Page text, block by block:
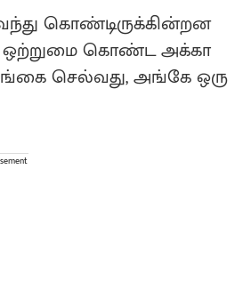
கொண்டிருக்கின்றன
ஒற்றுமை கொண்ட அக்கா
செல்வது, அங்கே ஒரு